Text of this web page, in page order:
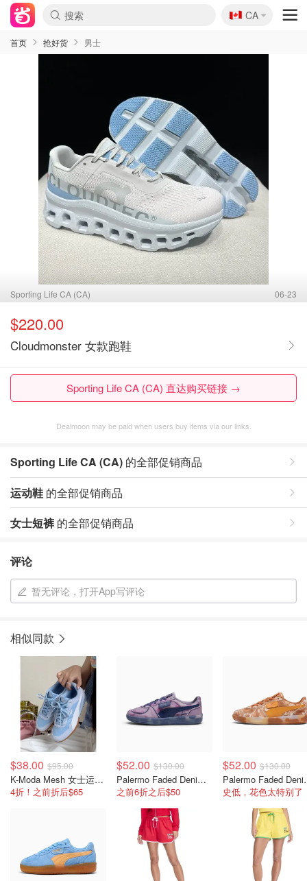
🇨🇦
CA
首页 抢好货 男士
Sporting Life CA (CA) 06-23
$220.00
Cloudmonster 女款跑鞋
Sporting Life CA (CA) 直达购买链接 →
Dealmoon may be paid when users buy items via our links.
Sporting Life CA (CA) 的全部促销商品
运动鞋 的全部促销商品
女士短裤 的全部促销商品
评论
暂无评论，打开App写评论
相似同款
$38.00 $95.00
K-Moda Mesh 女士运动鞋
4折！之前折后$65
$52.00 $130.00
Palermo Faded Denim 女士休闲板鞋
之前6折之后$50
$52.00 $130.00
史低，花色太特别了